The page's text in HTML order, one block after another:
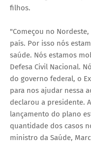
filhos.
"Começou no
país. Por isso nós
saúde. Nós estamos
Defesa Civil Nacional.
do governo federal, o
para nos ajudar nessa
declarou a presidente.
lançamento do plano
quantidade dos casos
ministro da Saúde,